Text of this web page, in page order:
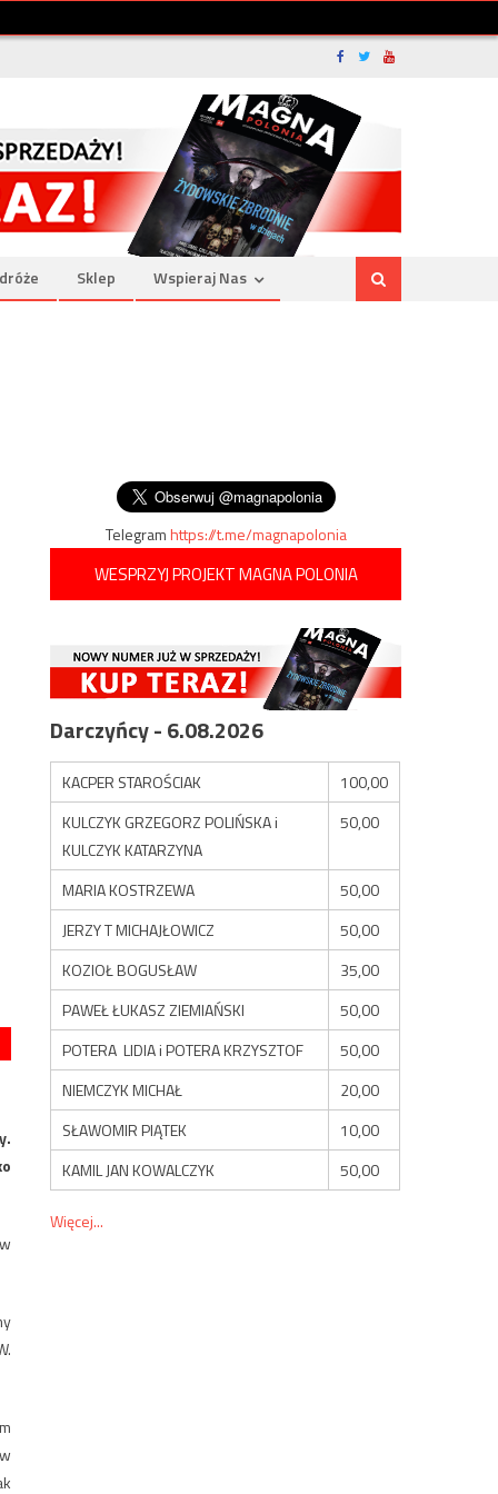
Sklep Wspieraj Nas
Telegramhttps://t.me/magnapolonia
WESPRZYJ PROJEKT MAGNA POLONIA
Darczyńcy - 6.08.2026
KACPER STAROŚCIAK
100,00
KULCZYK GRZEGORZ POLIŃSKA i
KULCZYK KATARZYNA
50,00
MARIA KOSTRZEWA
50,00
JERZY T MICHAJŁOWICZ
50,00
KOZIOŁ BOGUSŁAW
35,00
PAWEŁ ŁUKASZ ZIEMIAŃSKI
50,00
POTERA LIDIA i POTERA KRZYSZTOF
50,00
NIEMCZYK MICHAŁ
20,00
SŁAWOMIR PIĄTEK
10,00
KAMIL JAN KOWALCZYK
50,00
Więcej...